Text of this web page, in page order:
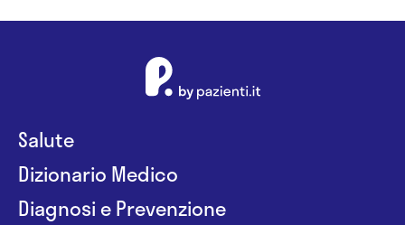
Salute
Dizionario Medico
Diagnosi e Prevenzione